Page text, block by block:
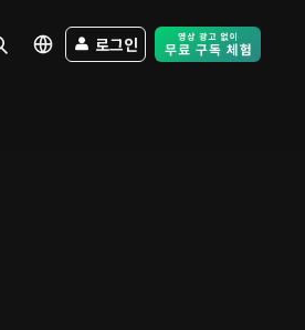
로그인 Free Trial -